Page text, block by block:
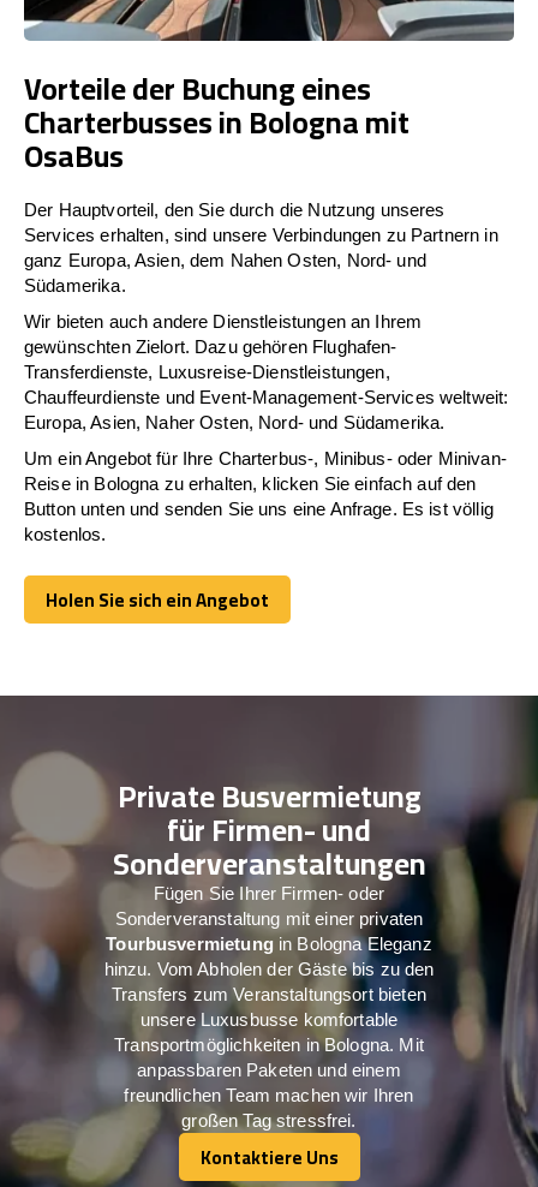
Vorteile der Buchung eines
Charterbusses in Bologna mit
OsaBus
Der Hauptvorteil, den Sie durch die Nutzung unseres
Services erhalten, sind unsere Verbindungen zu Partnern in
ganz Europa, Asien, dem Nahen Osten, Nord- und
Südamerika.
Wir bieten auch andere Dienstleistungen an Ihrem
gewünschten Zielort. Dazu gehören Flughafen-
Transferdienste, Luxusreise-Dienstleistungen,
Chauffeurdienste und Event-Management-Services weltweit:
Europa, Asien, Naher Osten, Nord- und Südamerika.
Um ein Angebot für Ihre Charterbus-, Minibus- oder Minivan-
Reise in Bologna zu erhalten, klicken Sie einfach auf den
Button unten und senden Sie uns eine Anfrage. Es ist völlig
kostenlos.
Holen Sie sich ein Angebot
Holen Sie sich ein Angebot
Private Busvermietung
für Firmen- und
Sonderveranstaltungen
Fügen Sie Ihrer Firmen- oder
Sonderveranstaltung mit einer privaten
Tourbusvermietungin Bologna Eleganz
hinzu. Vom Abholen der Gäste bis zu den
Transfers zum Veranstaltungsort bieten
unsere Luxusbusse komfortable
Transportmöglichkeiten in Bologna. Mit
anpassbaren Paketen und einem
freundlichen Team machen wir Ihren
großen Tag stressfrei.
Kontaktiere Uns
Kontaktiere Uns